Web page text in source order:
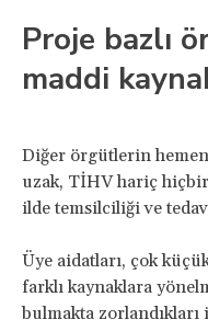
Proje bazlı
maddi
Diğer örgütlerin
uzak, TİHV hariç
ilde temsilciliği ve
Üye aidatları, çok
farklı kaynaklara
bulmakta zorlandıkları